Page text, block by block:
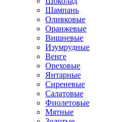
Шампань
Оливковые
Оранжевые
Вишневые
Изумрудные
Венге
Ореховые
Янтарные
Сиреневые
Салатовые
Фиолетовые
Мятные